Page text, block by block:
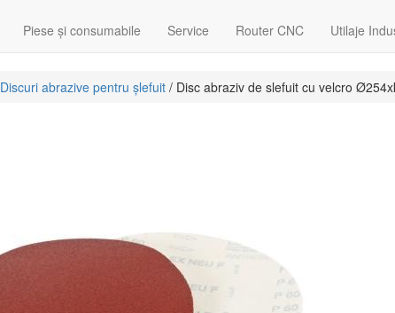
Piese și consumabile Service Router CNC Utilaje
Discuri abrazive pentru șlefuit / Disc abraziv de slefuit cu velcro